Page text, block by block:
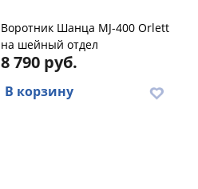
Воротник Шанца MJ-400 Orlett
на шейный отдел
8 790 руб.
В корзину